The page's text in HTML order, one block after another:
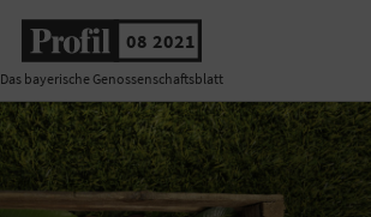
08 2021
Das bayerische Genossenschaftsblatt